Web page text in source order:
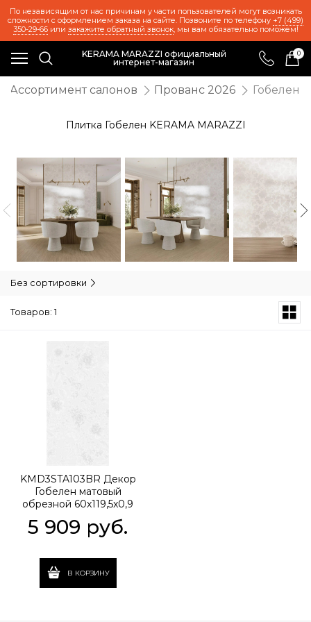
По независящим от нас причинам у части пользователей могут возникать
сложности с оформлением заказа на сайте. Позвоните по телефону +7 (499)
350-29-66или закажите обратный звонок, мы вам обязательно поможем!
KERAMA MARAZZI официальный
интернет-магазин
0
Ассортимент салонов Прованс 2026 Гобелен
Плитка Гобелен KERAMA MARAZZI
Без сортировки
Товаров: 1
KMD3STA103BR Декор
Гобелен матовый
обрезной 60x119,5x0,9
5 909 руб.
В КОРЗИНУ